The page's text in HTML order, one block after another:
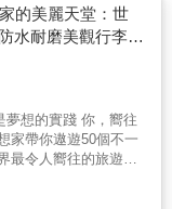
無奇的一趟打工度
「微笑」為自己打開
動的神奇旅程。在
情來做；到街頭蒐
挑戰沙發衝浪
到的那些人事物，讓
體會。現在，他將這
堅定力量的勵志篇
3000個微笑的精采過
、出發前連
搞不清楚的新婚小夫
行的目標，完成第
旅程。前三個章節
界一周QA》、《世
單元，其中囊括護
出發前必注意事項及
式為一大重點，故本
詳細介紹環球機票的
的美麗天堂：世
水耐磨美觀行李
實踐 你，嚮往
簡單自然的旅行方